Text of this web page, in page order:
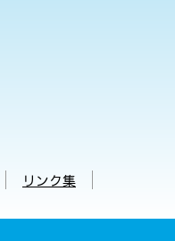
リンク集